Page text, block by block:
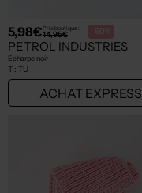
5,98€Prix boutique :
14,95€ -60%
PETROL INDUSTRIES
Echarpe noir
T : TU
ACHAT EXPRESS